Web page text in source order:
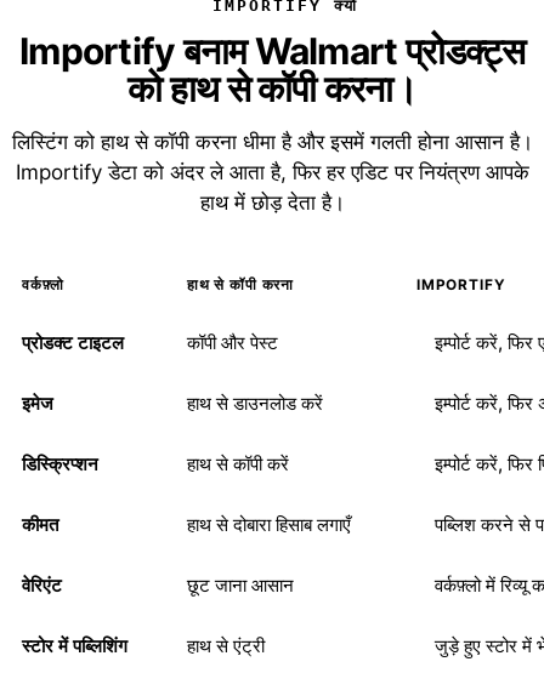
IMPORTIFY क्यों
Importify बनाम Walmart प्रोडक्ट्स
को हाथ से कॉपी करना।
लिस्टिंग को हाथ से कॉपी करना धीमा है और इसमें गलती होना आसान है।
Importify डेटा को अंदर ले आता है, फिर हर एडिट पर नियंत्रण आपके
हाथ में छोड़ देता है।
वर्कफ़्लो हाथ से कॉपी करना IMPORTIFY
प्रोडक्ट टाइटल कॉपी और पेस्ट इम्पोर्ट करें,
इमेज हाथ से डाउनलोड करें इम्पोर्ट करें,
डिस्क्रिप्शन हाथ से कॉपी करें इम्पोर्ट करें,
कीमत हाथ से दोबारा हिसाब लगाएँ पब्लिश करने से
वेरिएंट छूट जाना आसान वर्कफ़्लो में रिव्यू
स्टोर में पब्लिशिंग हाथ से एंट्री जुड़े हुए स्टोर में